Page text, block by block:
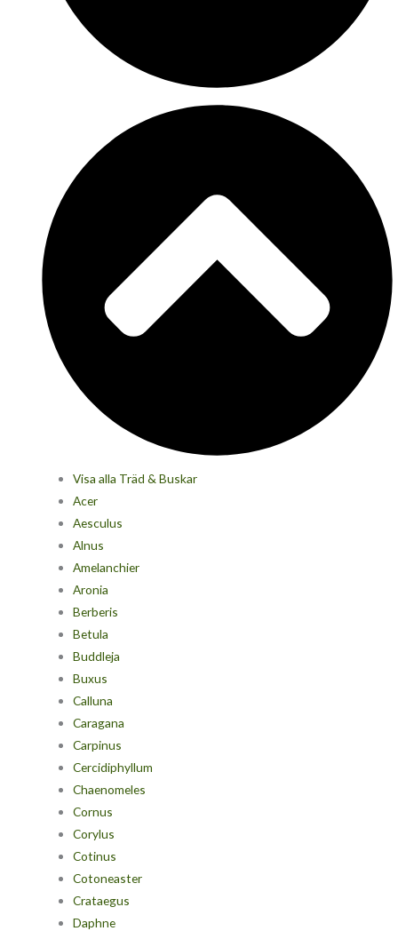
Visa alla Träd & Buskar
Acer
Aesculus
Alnus
Amelanchier
Aronia
Berberis
Betula
Buddleja
Buxus
Calluna
Caragana
Carpinus
Cercidiphyllum
Chaenomeles
Cornus
Corylus
Cotinus
Cotoneaster
Crataegus
Daphne